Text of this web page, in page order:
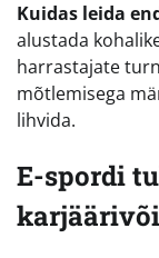
Kuidas leida
alustada
harrastajate
mõtlemisega
lihvida.
E-spordi